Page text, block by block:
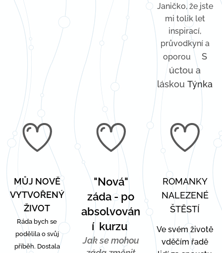
Janičko, že jste
mi tolik let
inspirací,
průvodkyní a
oporou 💓 S
úctou a
láskouTýnka
MŮJ NOVĚ
VYTVOŘENÝ
ŽIVOT
Ráda bych se
podělila o svůj
příběh. Dostala
"Nová"
záda - po
absolvován
í kurzu
Jak se mohou
ROMANKY
NALEZENÉ
ŠTĚSTÍ
Ve svém životě
vděčím řadě